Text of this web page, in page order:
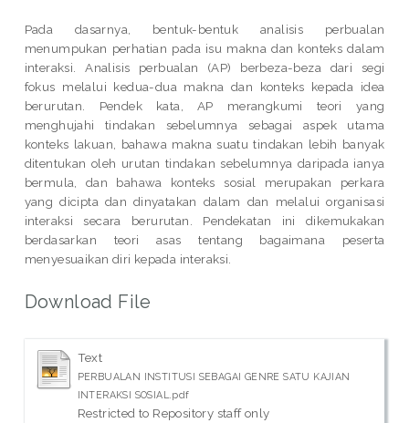
Pada dasarnya, bentuk-bentuk analisis perbualan
menumpukan perhatian pada isu makna dan konteks dalam
interaksi. Analisis perbualan (AP) berbeza-beza dari segi
fokus melalui kedua-dua makna dan konteks kepada idea
berurutan. Pendek kata, AP merangkumi teori yang
menghujahi tindakan sebelumnya sebagai aspek utama
konteks lakuan, bahawa makna suatu tindakan lebih banyak
ditentukan oleh urutan tindakan sebelumnya daripada ianya
bermula, dan bahawa konteks sosial merupakan perkara
yang dicipta dan dinyatakan dalam dan melalui organisasi
interaksi secara berurutan. Pendekatan ini dikemukakan
berdasarkan teori asas tentang bagaimana peserta
menyesuaikan diri kepada interaksi.
Download File
Text
PERBUALAN INSTITUSI SEBAGAI GENRE SATU KAJIAN
INTERAKSI SOSIAL.pdf
Restricted to Repository staff only